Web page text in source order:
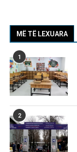
MË TË LEXUARA
1
2